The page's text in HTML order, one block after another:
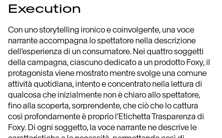
Execution
Con uno storytelling ironico e coinvolgente, una voce
narrante accompagna lo spettatore nella descrizione
dell’esperienza di un consumatore. Nei quattro soggetti
della campagna, ciascuno dedicato a un prodotto Foxy, il
protagonista viene mostrato mentre svolge una comune
attività quotidiana, intento e concentrato nella lettura di
qualcosa che inizialmente non è chiaro allo spettatore,
fino alla scoperta, sorprendente, che ciò che lo cattura
così profondamente è proprio l’Etichetta Trasparenza di
Foxy. Di ogni soggetto, la voce narrante ne descrive le